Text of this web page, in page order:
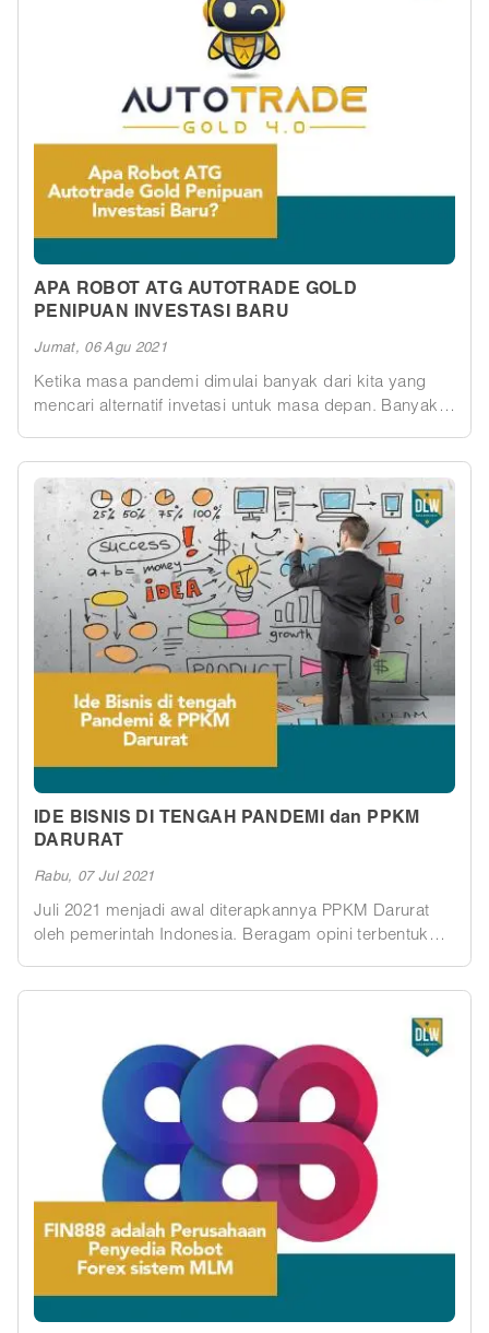
APA ROBOT ATG AUTOTRADE GOLD
PENIPUAN INVESTASI BARU
Jumat, 06 Agu 2021
Ketika masa pandemi dimulai banyak dari kita yang
mencari alternatif invetasi untuk masa depan. Banyak
sebagai salah satu investasi yang menggiurkan karena
IHSG sedang naik.
IDE BISNIS DI TENGAH PANDEMI dan PPKM
DARURAT
Rabu, 07 Jul 2021
Juli 2021 menjadi awal diterapkannya PPKM Darurat
oleh pemerintah Indonesia. Beragam opini terbentuk